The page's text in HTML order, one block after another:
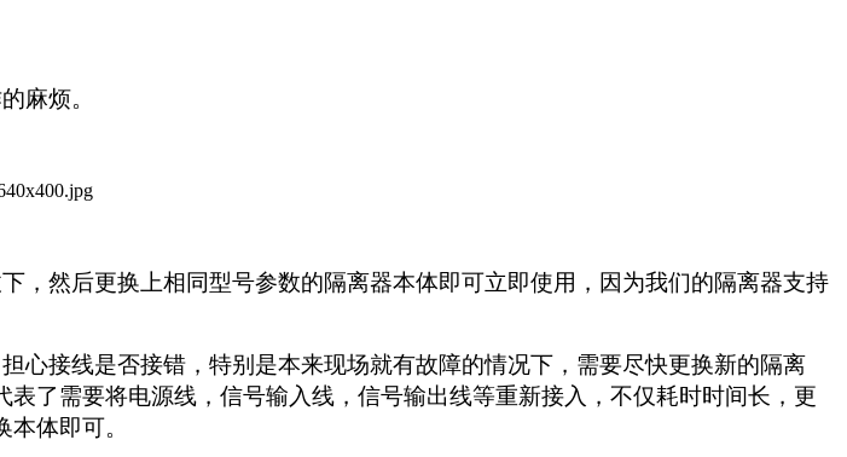
麻烦。
，然后更换上相同型号参数的隔离器本体即可立即使用，因为我们的隔离器支持
心接线是否接错，特别是本来现场就有故障的情况下，需要尽快更换新的隔离
了需要将电源线，信号输入线，信号输出线等重新接入，不仅耗时时间长，更
体即可。